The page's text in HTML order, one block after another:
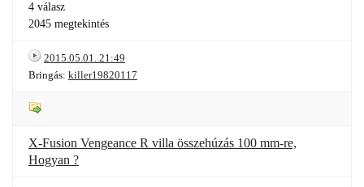
4 válasz
2045 megtekintés
2015.05.01. 21:49
Bringás: killer19820117
X-Fusion Vengeance R villa összehúzás 100 mm-re,
Hogyan ?